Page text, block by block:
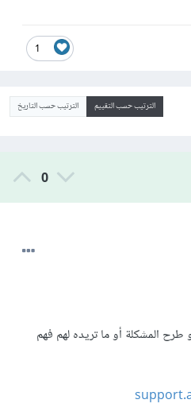
1
الترتيب حسب التقييم الترتيب حسب التاريخ
0
المشكلة أو ما تريده لهم فهم